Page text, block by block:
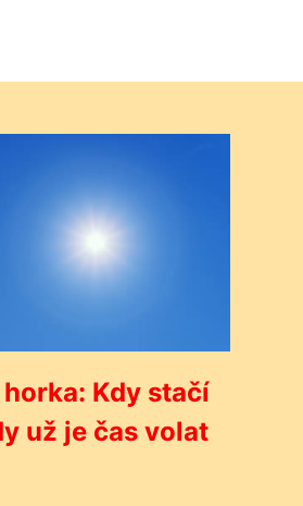
Kdy stačí
už je čas volat